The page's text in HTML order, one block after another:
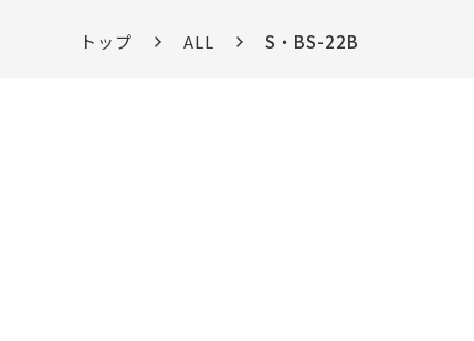
トップ ALL S・BS-22B